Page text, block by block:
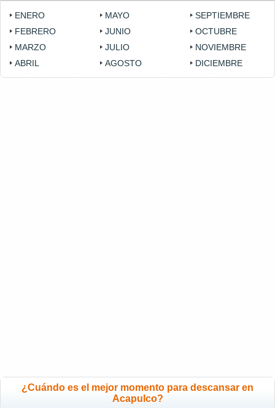
ENERO
FEBRERO
MARZO
ABRIL
MAYO
JUNIO
JULIO
AGOSTO
SEPTIEMBRE
OCTUBRE
NOVIEMBRE
DICIEMBRE
¿Cuándo es el mejor momento para descansar en
Acapulco?